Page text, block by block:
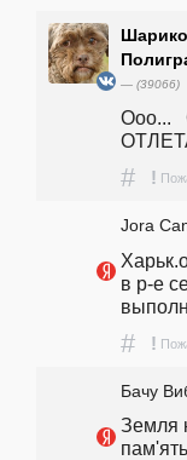
— (39066)
Ооо...
# !
Jora
в р-е
# !
Бачу
Земля